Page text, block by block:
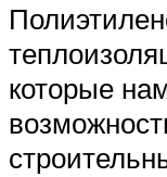
которые